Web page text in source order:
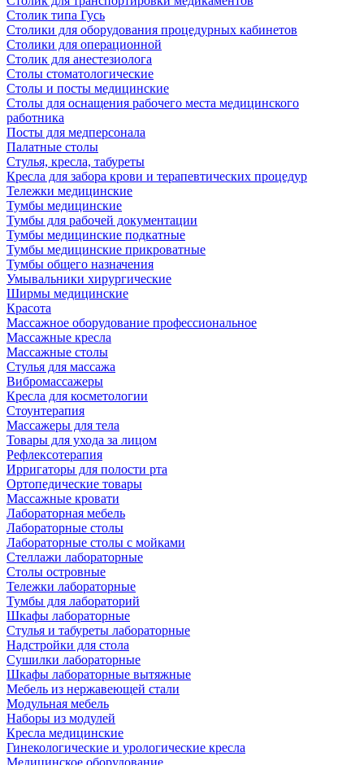
Столик типа Гусь
Столики для оборудования процедурных кабинетов
Столики для операционной
Столик для анестезиолога
Столы стоматологические
Столы и посты медицинские
Столы для оснащения рабочего места медицинского
работника
Посты для медперсонала
Палатные столы
Стулья, кресла, табуреты
Кресла для забора крови и терапевтических процедур
Тележки медицинские
Тумбы медицинские
Тумбы для рабочей документации
Тумбы медицинские подкатные
Тумбы медицинские прикроватные
Тумбы общего назначения
Умывальники хирургические
Ширмы медицинские
Красота
Массажное оборудование профессиональное
Массажные кресла
Массажные столы
Стулья для массажа
Вибромассажеры
Кресла для косметологии
Стоунтерапия
Массажеры для тела
Товары для ухода за лицом
Рефлексотерапия
Ирригаторы для полости рта
Ортопедические товары
Массажные кровати
Лабораторная мебель
Лабораторные столы
Лабораторные столы с мойками
Стеллажи лабораторные
Столы островные
Тележки лабораторные
Тумбы для лабораторий
Шкафы лабораторные
Стулья и табуреты лабораторные
Надстройки для стола
Сушилки лабораторные
Шкафы лабораторные вытяжные
Мебель из нержавеющей стали
Модульная мебель
Наборы из модулей
Кресла медицинские
Гинекологические и урологические кресла
Медицинское оборудование